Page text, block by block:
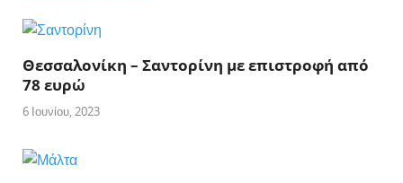
Θεσσαλονίκη – Σαντορίνη με επιστροφή από
78 ευρώ
6 Ιουνίου, 2023